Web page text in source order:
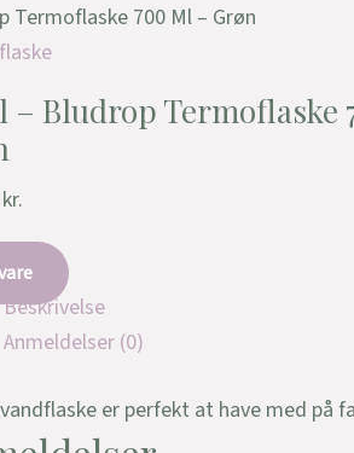
Termoflaske 700 Ml – Grøn
– Bludrop Termoflaske
kr.
Beskrivelse
Anmeldelser (0)
er perfekt at have med